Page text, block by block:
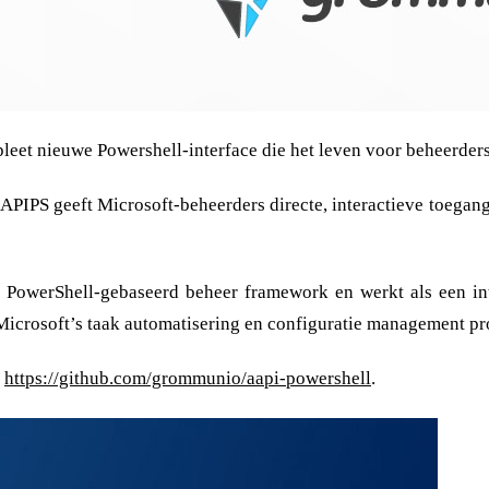
nieuwe Powershell-interface die het leven voor
geeft Microsoft-beheerders directe, interactieve
gebaseerd beheer framework en werkt als een
taak automatisering en configuratie management
https://github.com/grommunio/aapi-powershell.